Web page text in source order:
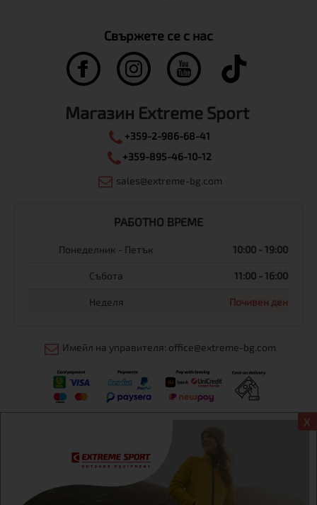
X
Свържете се с нас
Магазин Extreme Sport
+359-2-986-68-41
+359-895-46-10-12
sales@extreme-bg.com
РАБОТНО ВРЕМЕ
Понеделник - Петък 10:00 - 19:00
Събота 11:00 - 16:00
Неделя Почивен ден
Имейл на управителя: office@extreme-bg.com
Информация
Екстрем спорт ЕООД, BG131452613, административен адрес